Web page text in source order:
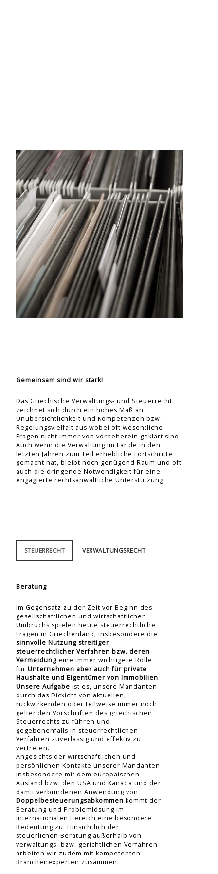
Gemeinsam sind wir stark!
Das Griechische Verwaltungs- und Steuerrecht
zeichnet sich durch ein hohes Maß an
Unübersichtlichkeit und Kompetenzen bzw.
Regelungsvielfalt aus wobei oft wesentliche
Fragen nicht immer von vorneherein geklärt sind.
Auch wenn die Verwaltung im Lande in den
letzten Jahren zum Teil erhebliche Fortschritte
gemacht hat, bleibt noch genügend Raum und oft
auch die dringende Notwendigkeit für eine
engagierte rechtsanwaltliche Unterstützung.
STEUERRECHT VERWALTUNGSRECHT
Beratung
Im Gegensatz zu der Zeit vor Beginn des
gesellschaftlichen und wirtschaftlichen
Umbruchs spielen heute steuerrechtliche
Fragen in Griechenland, insbesondere die
sinnvolle Nutzung streitiger
steuerrechtlicher Verfahren bzw. deren
Vermeidungeine immer wichtigere Rolle
für Unternehmen aber auch für private
Haushalte und Eigentümer von Immobilien.
Unsere Aufgabe ist es, unsere Mandanten
durch das Dickicht von aktuellen,
rückwirkenden oder teilweise immer noch
geltenden Vorschriften des griechischen
Steuerrechts zu führen und
gegebenenfalls in steuerrechtlichen
Verfahren zuverlässig und effektiv zu
vertreten.
Angesichts der wirtschaftlichen und
persönlichen Kontakte unserer Mandanten
insbesondere mit dem europäischen
Ausland bzw. den USA und Kanada und der
damit verbundenen Anwendung von
Doppelbesteuerungsabkommen kommt der
Beratung und Problemlösung im
internationalen Bereich eine besondere
Bedeutung zu. Hinsichtlich der
steuerlichen Beratung außerhalb von
verwaltungs- bzw. gerichtlichen Verfahren
arbeiten wir zudem mit kompetenten
Branchenexperten zusammen.